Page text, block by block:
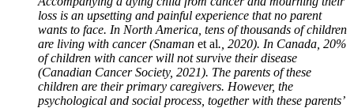
loss is an upsetting and painful experience that no parent
wants to face. In North America, tens of thousands of children
are living with cancer (Snaman et al., 2020). In Canada, 20%
of children with cancer will not survive their disease
(Canadian Cancer Society, 2021). The parents of these
children are their primary caregivers. However, the
psychological and social process, together with these parents’